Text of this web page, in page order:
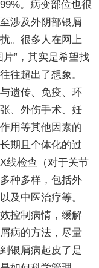
。病变部位也很
涉及外阴部银屑
。很多人在网上
”，其实是希望找
往超出了想象。
遗传、免疫、环
、外伤手术、妊
用等其他因素的
期且个体化的过
线检查（对于关节
种多样，包括外
及中医治疗等。
控制病情，缓解
病的方法，尽量
银屑病起皮了是